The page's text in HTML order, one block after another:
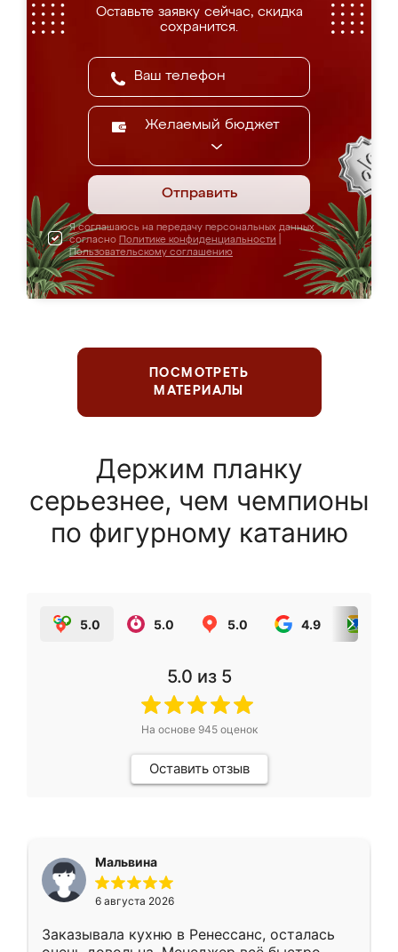
Оставьте заявку сейчас, скидка
сохранится.
Желаемый бюджет
Отправить
Я соглашаюсь на передачу персональных данных
согласно Политике конфиденциальности
Пользовательскому соглашению
ПОСМОТРЕТЬ
МАТЕРИАЛЫ
Держим планку
серьезнее, чем чемпионы
по фигурному катанию
5.0 5.0 5.0 4.9
5.0 из 5
На основе 945оценок
Оставить отзыв
Мальвина
6 августа 2026
Заказывала кухню в Ренессанс, осталась